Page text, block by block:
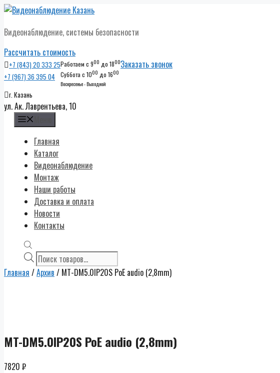
Перейти
содержимому
Видеонаблюдение, системы безопасности
Рассчитать стоимость
+7 (843) 20 333 25
+7 (967) 36 395 04
Работаем с 900 до 1800
Суббота с 1000 до 1600
Воскресенье - Выходной
Заказать звонок
г. Казань
ул. Ак. Лаврентьева, 10
Главная
Каталог
Видеонаблюдение
Монтаж
Наши работы
Доставка и оплата
Новости
Контакты
Поиск
товаров
Главная /Архив / MT-DM5.0IP20S PoE audio (2,8mm)
MT-DM5.0IP20S PoE audio (2,8mm)
7820 ₽